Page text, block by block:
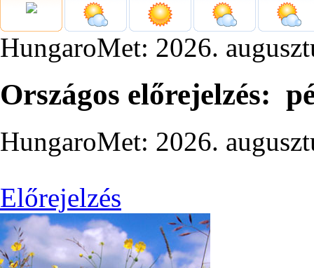
HungaroMet: 2026.
Országos előrejelzés:
HungaroMet: 2026.
Előrejelzés